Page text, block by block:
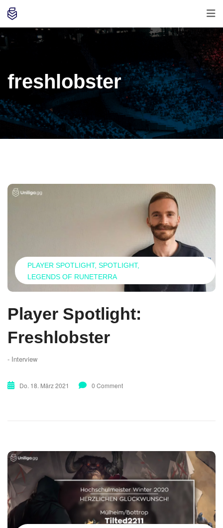
freshlobster
PLAYER SPOTLIGHT SPOTLIGHT
LEGENDS OF RUNETERRA
Player Spotlight:
Freshlobster
- Interview
Do. 18. März 2021 0 Comment